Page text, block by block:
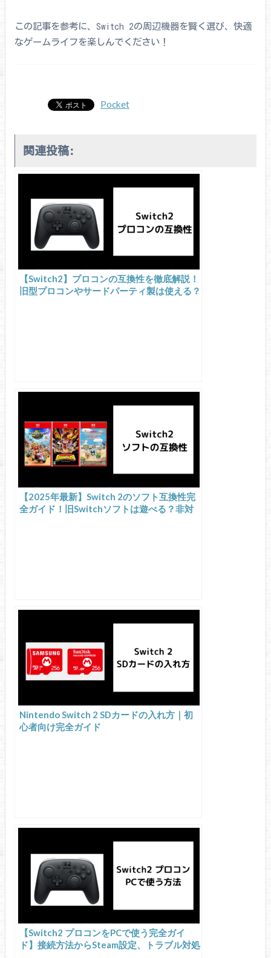
この記事を参考に、Switch 2の周辺機器を賢く選び、快適
なゲームライフを楽しんでください！
Pocket
関連投稿:
【Switch2】プロコンの互換性を徹底解説！
旧型プロコンやサードパーティ製は使える？
【2025年最新】Switch 2のソフト互換性完
全ガイド！旧Switchソフトは遊べる？非対
Nintendo Switch 2 SDカードの入れ方｜初
心者向け完全ガイド
【Switch2 プロコンをPCで使う完全ガイ
ド】接続方法からSteam設定、トラブル対処